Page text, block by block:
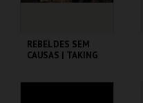
REBELDES SEM
CAUSAS | TAKING